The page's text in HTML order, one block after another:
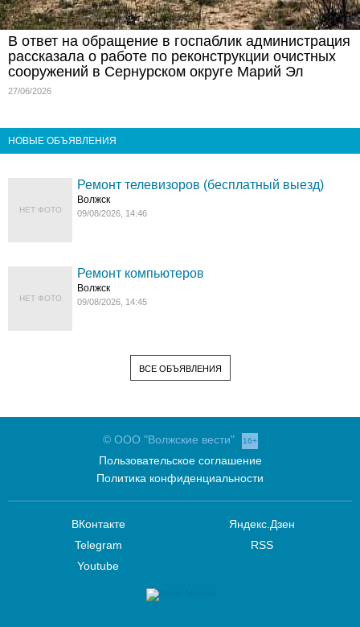
В ответ на обращение в госпаблик администрация
рассказала о работе по реконструкции очистных
сооружений в Сернурском округе Марий Эл
27/06/2026
НОВЫЕ ОБЪЯВЛЕНИЯ
НЕТ ФОТО
Ремонт телевизоров (бесплатный выезд)
Волжск
09/08/2026, 14:46
НЕТ ФОТО
Ремонт компьютеров
Волжск
09/08/2026, 14:45
ВСЕ ОБЪЯВЛЕНИЯ
© ООО "Волжские вести" 16+
Пользовательское соглашение
Политика конфиденциальности
ВКонтакте
Telegram
Youtube
Яндекс.Дзен
RSS